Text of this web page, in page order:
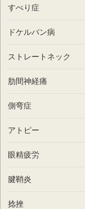
すべり症
ドケルバン病
ストレートネック
肋間神経痛
側弯症
アトピー
眼精疲労
腱鞘炎
捻挫